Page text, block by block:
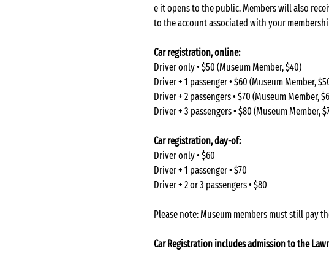
e it opens to the public. Members will also
to the account associated with your
Car registration, online:
Driver only • $50 (Museum Member, $40)
Driver + 1 passenger • $60 (Museum Member,
Driver + 2 passengers • $70 (Museum Member,
Driver + 3 passengers • $80 (Museum Member,
Car registration, day-of:
Driver only • $60
Driver + 1 passenger • $70
Driver + 2 or 3 passengers • $80
Please note: Museum members must still pay
Car Registration includes admission to the